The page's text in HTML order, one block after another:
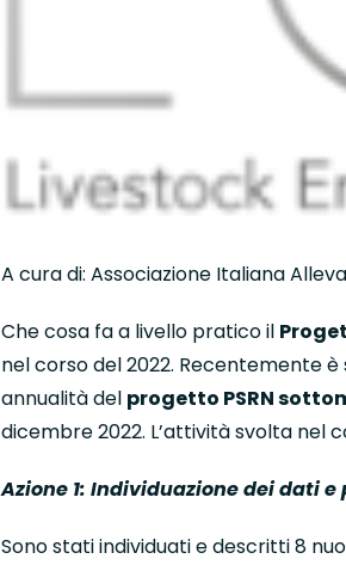
A cura di: Associazione Italiana
Che cosa fa a livello pratico il
nel corso del 2022. Recentemente
annualità del progetto PSRN
dicembre 2022. L’attività svolta nel
Azione 1: Individuazione dei dati
Sono stati individuati e descritti 8